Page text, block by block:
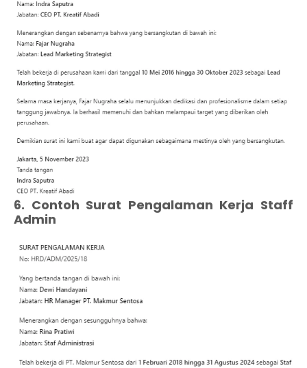
6. Contoh Surat Pengalaman Kerja Staff
Admin